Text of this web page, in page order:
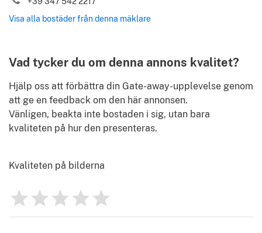
Vänligen skicka mig de bästa bostäderna i Italien, såväl som
Visa alla bostäder från denna mäklare
Vad tycker du om denna annons kvalitet?
Hjälp oss att förbättra din Gate-away-upplevelse genom
att ge en feedback om den här annonsen.
Vänligen, beakta inte bostaden i sig, utan bara
kvaliteten på hur den presenteras.
Kvaliteten på bilderna
Betyg
0
1 2 3 4 5